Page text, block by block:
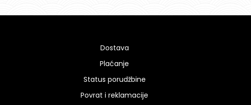
Dostava
Plaćanje
Status porudžbine
Povrat i reklamacije